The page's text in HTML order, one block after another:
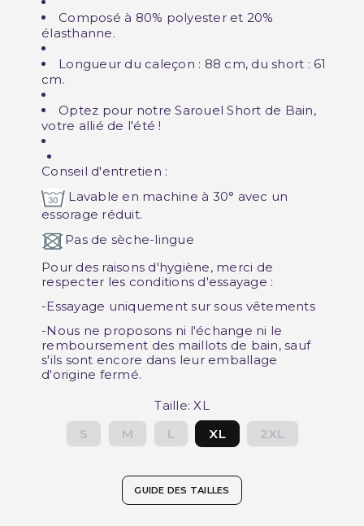
Composé à 80% polyester et 20%
élasthanne.
Longueur du caleçon : 88 cm, du short : 61
cm.
Optez pour notre Sarouel Short de Bain,
votre allié de l'été !
Conseil d'entretien :
Lavable en machine à 30° avec un
essorage réduit.
Pas de sèche-lingue
Pour des raisons d'hygiène, merci de
respecter les conditions d'essayage :
-Essayage uniquement sur sous vêtements
-Nous ne proposons ni l'échange ni le
remboursement des maillots de bain, sauf
s'ils sont encore dans leur emballage
d'origine fermé.
Taille: XL
S
M L XL 2XL
GUIDE DES TAILLES